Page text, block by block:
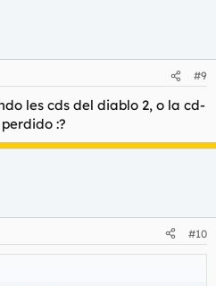
#9
les cds del diablo 2, o la cd-
:?
#10